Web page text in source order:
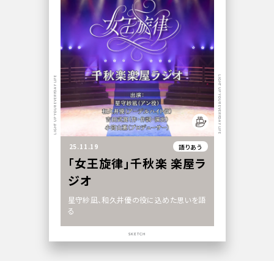
25.11.19 語りあう
「女王旋律」千秋楽 楽屋ラ
ジオ
星守紗凪、和久井優の役に込めた思いを語
る
LIGHT UP YOUR EVERYDAY LIFE LIGHT UP YOUR EVERYDAY LIFE
SKETCH